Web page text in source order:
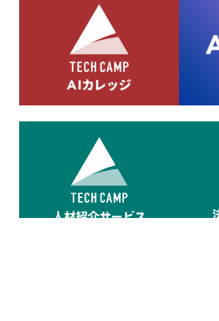
ームからcookieにより収集されたウェブ
析結果を取得し、これをお客様の個人デ
で、広告配信等の目的で利用いたします。